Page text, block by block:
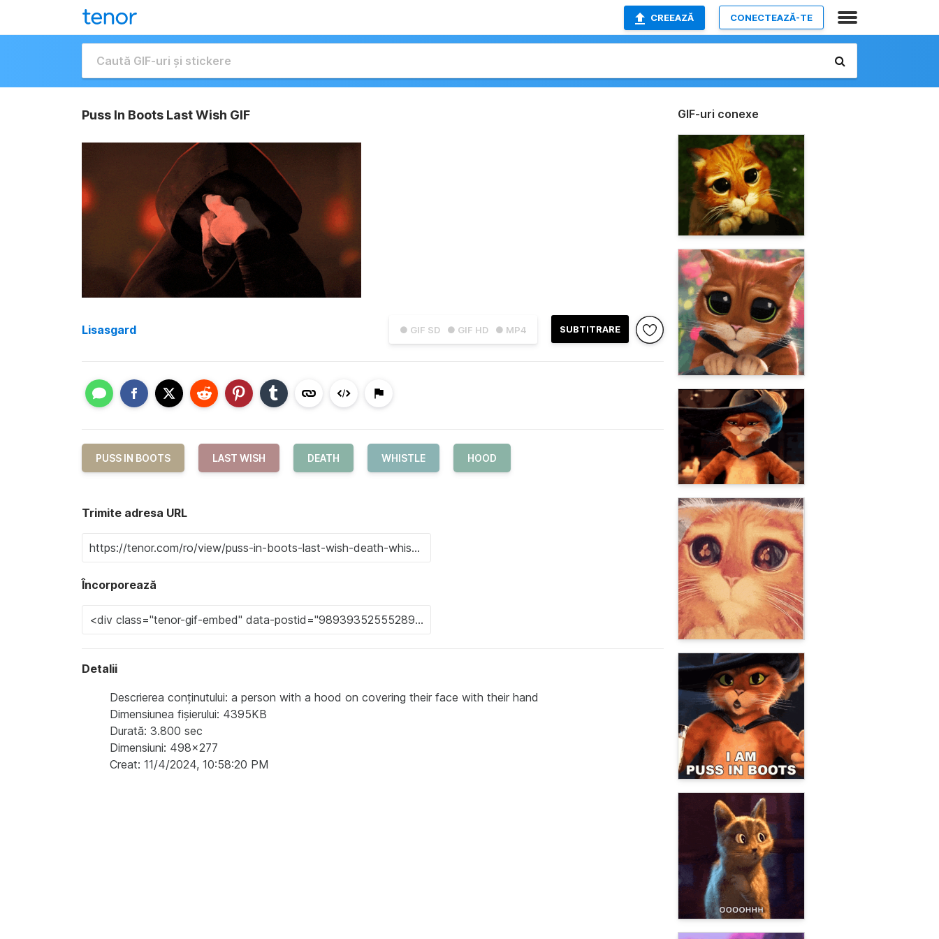
CREEAZĂ CONECTEAZĂ-TE
Puss In Boots Last Wish GIF
● GIF SD ● GIF HD ● MP4 SUBTITRARE
Lisasgard
PUSS IN BOOTS LAST WISH DEATH WHISTLE HOOD
Trimite adresa URL
Încorporează
Detalii
Descrierea conținutului: a person with a hood on covering their face with their hand
Dimensiunea fișierului: 4395KB
Durată: 3.800 sec
Dimensiuni: 498x277
Creat: 11/4/2024, 10:58:20 PM
GIF-uri conexe